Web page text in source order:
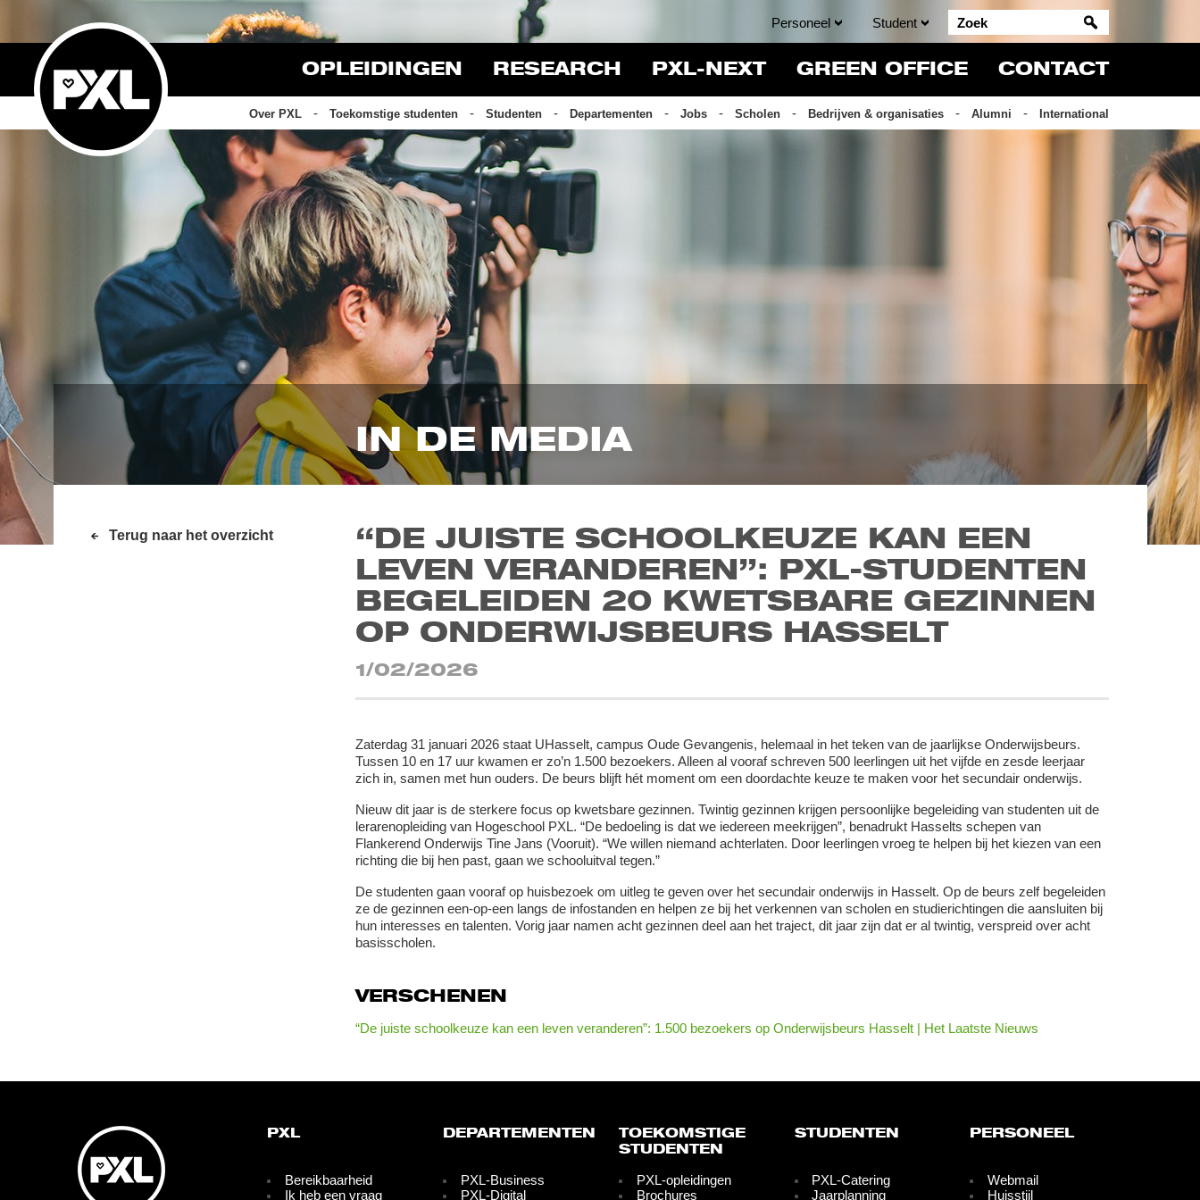
Personeel Student
OPLEIDINGEN RESEARCH PXL-NEXT GREEN OFFICE CONTACT
Over PXL Toekomstige studenten Studenten Departementen Jobs Scholen Bedrijven & organisaties Alumni International
IN DE MEDIA
Terug naar het overzicht
“DE JUISTE SCHOOLKEUZE KAN EEN
LEVEN VERANDEREN”: PXL-STUDENTEN
BEGELEIDEN 20 KWETSBARE GEZINNEN
OP ONDERWIJSBEURS HASSELT
1/02/2026
Zaterdag 31 januari 2026 staat UHasselt, campus Oude Gevangenis, helemaal in het teken van de jaarlijkse Onderwijsbeurs.
Tussen 10 en 17 uur kwamen er zo’n 1.500 bezoekers. Alleen al vooraf schreven 500 leerlingen uit het vijfde en zesde leerjaar
zich in, samen met hun ouders. De beurs blijft hét moment om een doordachte keuze te maken voor het secundair onderwijs.
Nieuw dit jaar is de sterkere focus op kwetsbare gezinnen. Twintig gezinnen krijgen persoonlijke begeleiding van studenten uit de
lerarenopleiding van Hogeschool PXL. “De bedoeling is dat we iedereen meekrijgen”, benadrukt Hasselts schepen van
Flankerend Onderwijs Tine Jans (Vooruit). “We willen niemand achterlaten. Door leerlingen vroeg te helpen bij het kiezen van een
richting die bij hen past, gaan we schooluitval tegen.”
De studenten gaan vooraf op huisbezoek om uitleg te geven over het secundair onderwijs in Hasselt. Op de beurs zelf begeleiden
ze de gezinnen een-op-een langs de infostanden en helpen ze bij het verkennen van scholen en studierichtingen die aansluiten bij
hun interesses en talenten. Vorig jaar namen acht gezinnen deel aan het traject, dit jaar zijn dat er al twintig, verspreid over acht
basisscholen.
VERSCHENEN
“De juiste schoolkeuze kan een leven veranderen”: 1.500 bezoekers op Onderwijsbeurs Hasselt | Het Laatste Nieuws
PXL
Bereikbaarheid
Ik heb een vraag
DEPARTEMENTEN
PXL-Business
PXL-Digital
TOEKOMSTIGE
STUDENTEN
PXL-opleidingen
Brochures
STUDENTEN
PXL-Catering
Jaarplanning
PERSONEEL
Webmail
Huisstijl